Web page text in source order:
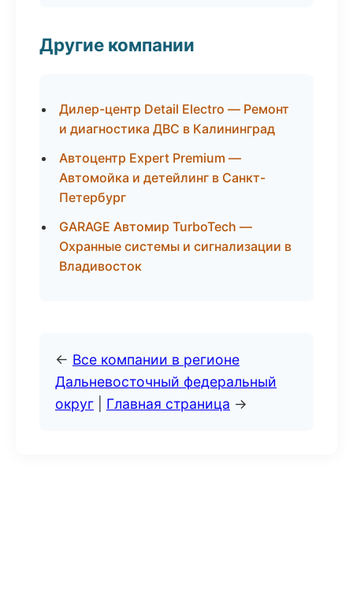
Другие компании
Дилер-центр Detail Electro — Ремонт
и диагностика ДВС в Калининград
Автоцентр Expert Premium —
Автомойка и детейлинг в Санкт-
Петербург
GARAGE Автомир TurboTech —
Охранные системы и сигнализации в
Владивосток
← Все компании в регионе
Дальневосточный федеральный
округ
Главная страница →